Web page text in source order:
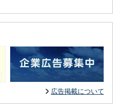
広告掲載について